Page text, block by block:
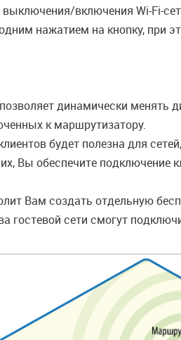
включения Wi-Fi-
нажатием на кнопку, при
динамически менять
к маршрутизатору.
будет полезна для
Вы обеспечите
Вам создать отдельную
гостевой сети смогут